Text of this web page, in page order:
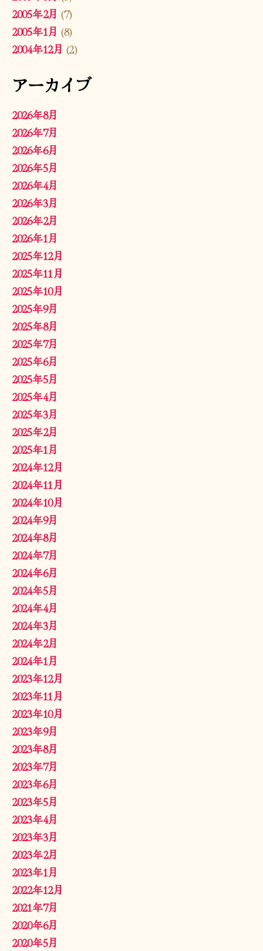
2005年2月 (7)
2005年1月 (8)
2004年12月 (2)
アーカイブ
2026年8月
2026年7月
2026年6月
2026年5月
2026年4月
2026年3月
2026年2月
2026年1月
2025年12月
2025年11月
2025年10月
2025年9月
2025年8月
2025年7月
2025年6月
2025年5月
2025年4月
2025年3月
2025年2月
2025年1月
2024年12月
2024年11月
2024年10月
2024年9月
2024年8月
2024年7月
2024年6月
2024年5月
2024年4月
2024年3月
2024年2月
2024年1月
2023年12月
2023年11月
2023年10月
2023年9月
2023年8月
2023年7月
2023年6月
2023年5月
2023年4月
2023年3月
2023年2月
2023年1月
2022年12月
2021年7月
2020年6月
2020年5月